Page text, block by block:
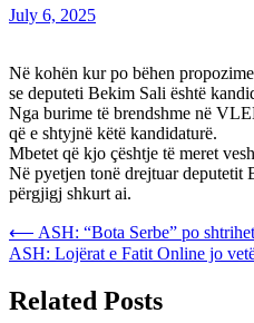
July 6, 2025
Në kohën kur po bëhen
se deputeti Bekim Sali është
Nga burime të brendshme në
që e shtyjnë këtë kandidaturë.
Mbetet që kjo çështje të meret
Në pyetjen tonë drejtuar deputetit
përgjigj shkurt ai.
Post
navigation
⟵ ASH: “Bota Serbe” po
ASH: Lojërat e Fatit Online jo
Related Posts